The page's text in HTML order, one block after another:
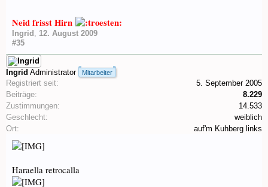
Neid frisst Hirn
Ingrid , 12. August 2009
#35
Ingrid Administrator Mitarbeiter
Registriert seit:
5. September 2005
Beiträge:
8.229
Zustimmungen:
14.533
Geschlecht:
weiblich
Ort:
auf'm Kuhberg links
Haraella retrocalla